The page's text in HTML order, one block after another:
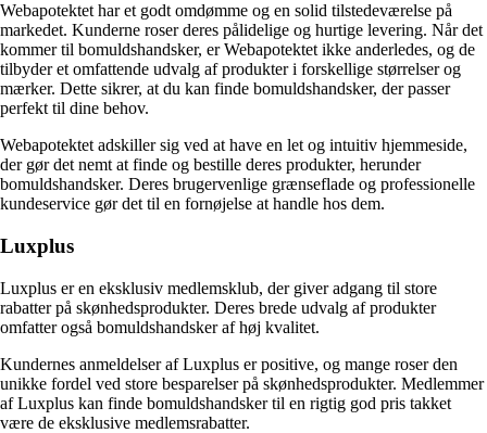
Webapotektet har et godt omdømme og en solid tilstedeværelse på
markedet. Kunderne roser deres pålidelige og hurtige levering. Når det
kommer til bomuldshandsker, er Webapotektet ikke anderledes, og de
tilbyder et omfattende udvalg af produkter i forskellige størrelser og
mærker. Dette sikrer, at du kan finde bomuldshandsker, der passer
perfekt til dine behov.
Webapotektet adskiller sig ved at have en let og intuitiv hjemmeside,
der gør det nemt at finde og bestille deres produkter, herunder
bomuldshandsker. Deres brugervenlige grænseflade og professionelle
kundeservice gør det til en fornøjelse at handle hos dem.
Luxplus
Luxplus er en eksklusiv medlemsklub, der giver adgang til store
rabatter på skønhedsprodukter. Deres brede udvalg af produkter
omfatter også bomuldshandsker af høj kvalitet.
Kundernes anmeldelser af Luxplus er positive, og mange roser den
unikke fordel ved store besparelser på skønhedsprodukter. Medlemmer
af Luxplus kan finde bomuldshandsker til en rigtig god pris takket
være de eksklusive medlemsrabatter.